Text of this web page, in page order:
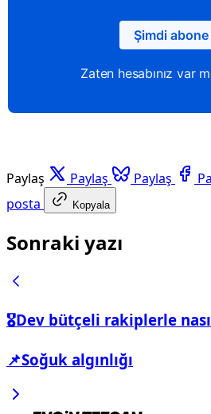
Şimdi
Zaten hesabınız var
Paylaş Paylaş Paylaş
posta
Kopyala
Sonraki yazı
🎖️Dev bütçeli rakiplerle
📌Soğuk algınlığı